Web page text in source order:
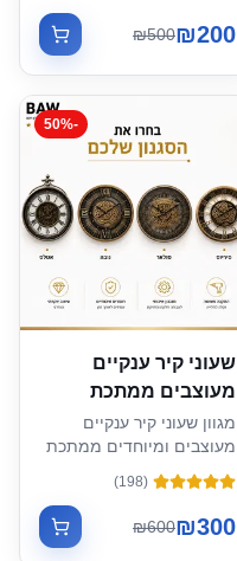
₪200
₪500
-
50%
שעוני קיר ענקיים
מעוצבים ממתכת
מגוון שעוני קיר ענקיים
מעוצבים ומיוחדים ממתכת
(
198
)
₪300
₪600